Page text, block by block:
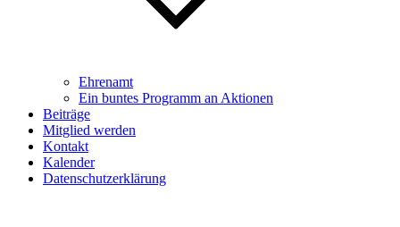
Ehrenamt
Ein buntes Programm an Aktionen
Beiträge
Mitglied werden
Kontakt
Kalender
Datenschutzerklärung